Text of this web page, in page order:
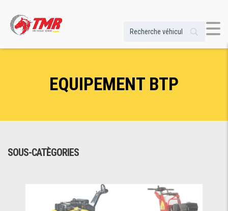
EQUIPEMENT BTP
SOUS-CATÈGORIES